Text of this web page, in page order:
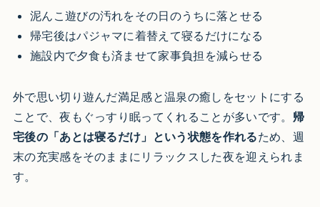
泥んこ遊びの汚れをその日のうちに落とせる
帰宅後はパジャマに着替えて寝るだけになる
施設内で夕食も済ませて家事負担を減らせる
外で思い切り遊んだ満足感と温泉の癒しをセットにする
ことで、夜もぐっすり眠ってくれることが多いです。 帰
宅後の「あとは寝るだけ」という状態を作れるため、週
末の充実感をそのままにリラックスした夜を迎えられま
す。